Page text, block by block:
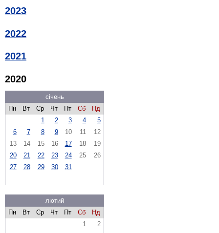
2023
2022
2021
2020
січень
Пн
Вт Ср Чт Пт Сб
Нд
1
2 3 4
5
6
7 8 9 10 11
12
13
14 15 16 17 18
19
20
21 22 23 24 25
26
27
28 29 30 31
лютий
Пн
Вт Ср Чт Пт Сб
Нд
1
2